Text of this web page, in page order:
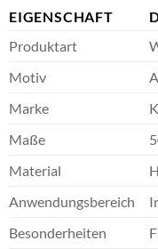
EIGENSCHAFT
Produktart
Motiv
Marke
Maße
Material
Anwendungsbereich
Besonderheiten